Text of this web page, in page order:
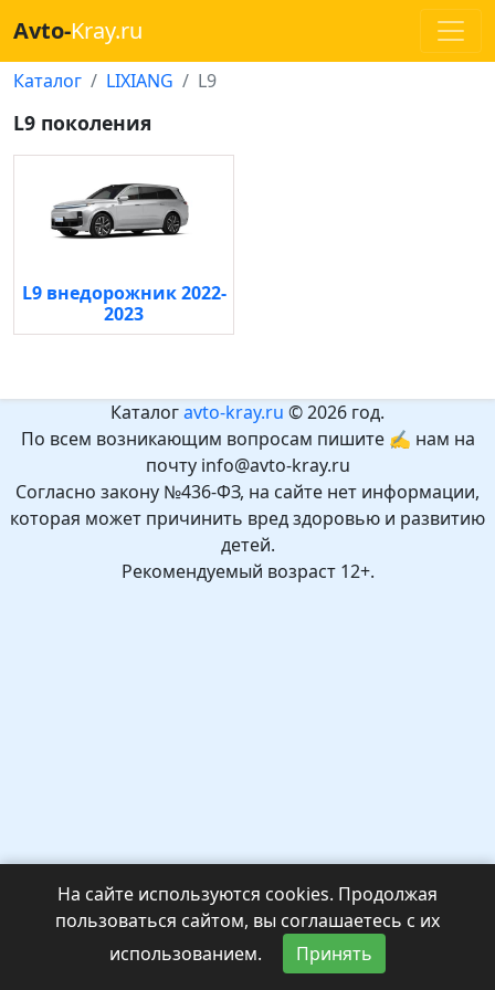
Avto-Kray.ru
Каталог LIXIANG L9
L9 поколения
L9 внедорожник 2022-
2023
Каталогavto-kray.ru © 2026 год.
По всем возникающим вопросам пишите ✍ нам на
почту info@avto-kray.ru
Согласно закону №436-ФЗ, на сайте нет информации,
которая может причинить вред здоровью и развитию
детей.
Рекомендуемый возраст 12+.
На сайте используются cookies. Продолжая
пользоваться сайтом, вы соглашаетесь с их
использованием.
Принять